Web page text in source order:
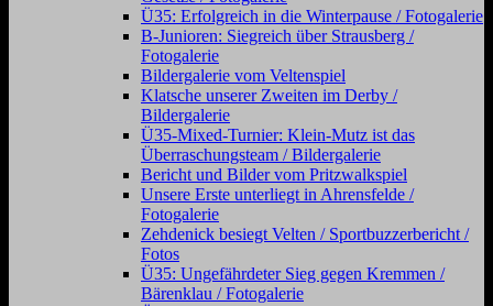
Ü35: Erfolgreich in die Winterpause / Fotogalerie
B-Junioren: Siegreich über Strausberg /
Fotogalerie
Bildergalerie vom Veltenspiel
Klatsche unserer Zweiten im Derby /
Bildergalerie
Ü35-Mixed-Turnier: Klein-Mutz ist das
Überraschungsteam / Bildergalerie
Bericht und Bilder vom Pritzwalkspiel
Unsere Erste unterliegt in Ahrensfelde /
Fotogalerie
Zehdenick besiegt Velten / Sportbuzzerbericht /
Fotos
Ü35: Ungefährdeter Sieg gegen Kremmen /
Bärenklau / Fotogalerie